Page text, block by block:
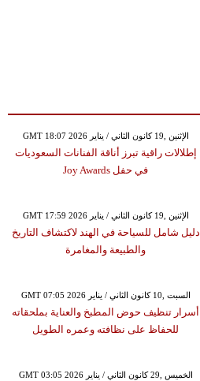
GMT 18:07 2026 الإثنين ,19 كانون الثاني / يناير
إطلالات راقية تبرز أناقة الفنانات السعوديات
في حفل Joy Awards
GMT 17:59 2026 الإثنين ,19 كانون الثاني / يناير
دليل شامل للسياحة في الهند لاكتشاف التاريخ
والطبيعة والمغامرة
GMT 07:05 2026 السبت ,10 كانون الثاني / يناير
أسرار تنظيف حوض المطبخ والعناية بملحقاته
للحفاظ على نظافته وعمره الطويل
GMT 03:05 2026 الخميس ,29 كانون الثاني / يناير